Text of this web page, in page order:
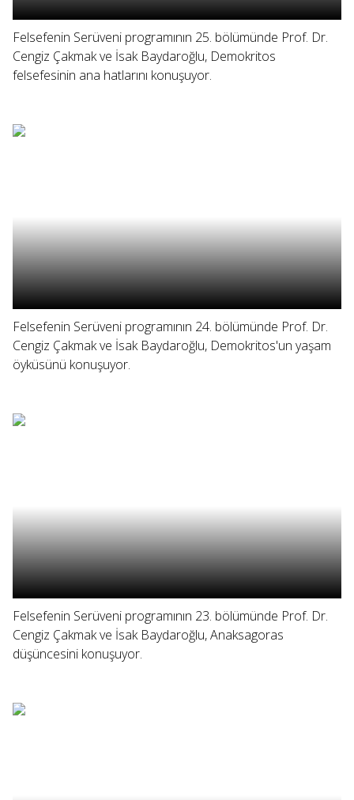
Felsefenin Serüveni programının 25. bölümünde Prof. Dr.
Cengiz Çakmak ve İsak Baydaroğlu, Demokritos
felsefesinin ana hatlarını konuşuyor.
Felsefenin Serüveni programının 24. bölümünde Prof. Dr.
Cengiz Çakmak ve İsak Baydaroğlu, Demokritos'un yaşam
öyküsünü konuşuyor.
Felsefenin Serüveni programının 23. bölümünde Prof. Dr.
Cengiz Çakmak ve İsak Baydaroğlu, Anaksagoras
düşüncesini konuşuyor.